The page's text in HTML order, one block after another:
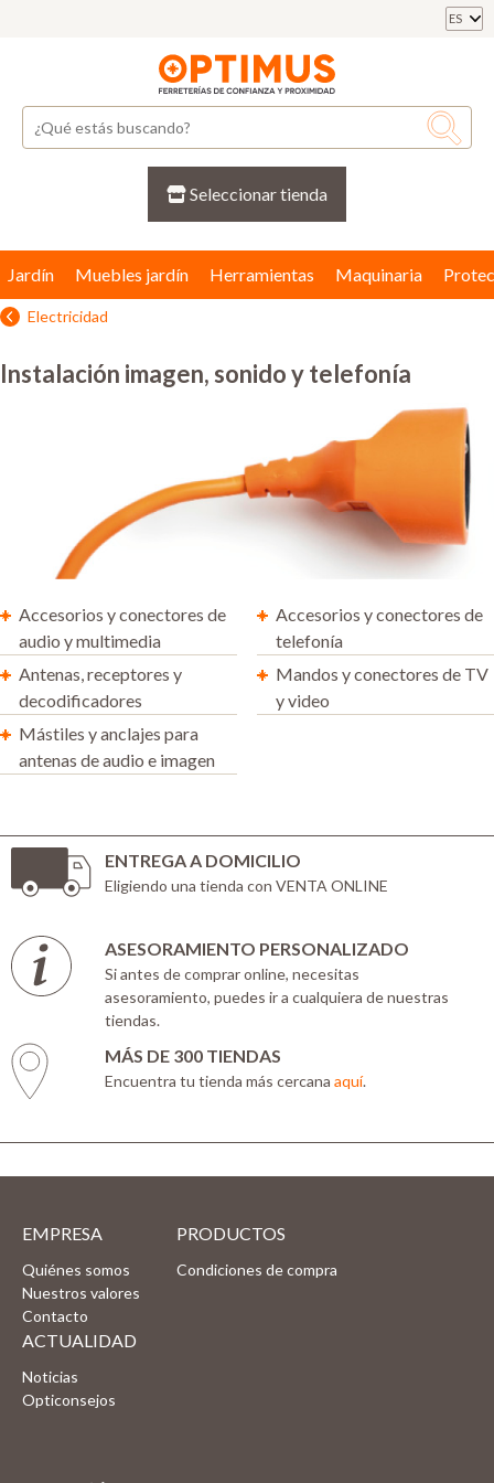
ES
Seleccionar tienda
Jardín Muebles jardín Herramientas Maquinaria
Electricidad
Instalación imagen, sonido y telefonía
Accesorios y conectores de
audio y multimedia
Accesorios y conectores de
telefonía
Antenas, receptores y
decodificadores
Mandos y conectores de TV
y video
Mástiles y anclajes para
antenas de audio e imagen
ENTREGA A DOMICILIO
Eligiendo una tienda con VENTA ONLINE
ASESORAMIENTO PERSONALIZADO
Si antes de comprar online, necesitas
asesoramiento, puedes ir a cualquiera de nuestras
tiendas.
MÁS DE 300 TIENDAS
Encuentra tu tienda más cercana aquí.
EMPRESA
Quiénes somos
Nuestros valores
Contacto
PRODUCTOS
Condiciones de compra
ACTUALIDAD
Noticias
Opticonsejos